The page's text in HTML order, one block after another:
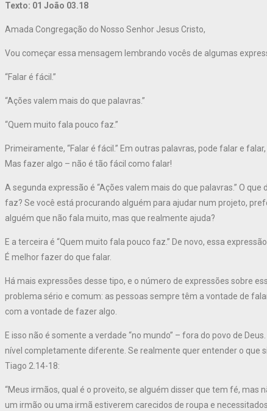
Texto: 01 João 03.18
Amada Congregação do Nosso Senhor Jesus Cristo,
Vou começar essa mensagem lembrando vocês de algumas
“Falar é fácil.”
“Ações valem mais do que palavras.”
“Quem muito fala pouco faz.”
Primeiramente, “Falar é fácil.” Em outras palavras, pode falar e
Mas fazer algo – não é tão fácil como falar!
A segunda expressão é “Ações valem mais do que palavras.” O
faz? Se você está procurando alguém para ajudar num projeto,
alguém que não fala muito, mas que realmente ajuda?
E a terceira é “Quem muito fala pouco faz.” De novo, essa
É melhor fazer do que falar.
Há mais expressões desse tipo, e o número de expressões sobre
problema sério e comum: as pessoas sempre têm a vontade de
com a vontade de fazer algo.
E isso não é somente a verdade “no mundo” – fora do povo de
nível completamente diferente. Se realmente quer entender o que
Tiago 2.14-18:
“Meus irmãos, qual é o proveito, se alguém disser que tem fé, mas
um irmão ou uma irmã estiverem carecidos de roupa e